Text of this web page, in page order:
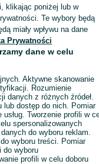
Wyświetlenia:
klikając poniżej lub w
Te wybory będą
miały wpływu na dane
Prywatności
dane w celu
Aktywne skanowanie
Rozumienie
danych z różnych źródeł.
lub dostęp do nich. Pomiar
Tworzenie profili w
spersonalizowanych
do wyboru reklam.
wyboru treści. Pomiar
do wyboru
profili w celu doboru